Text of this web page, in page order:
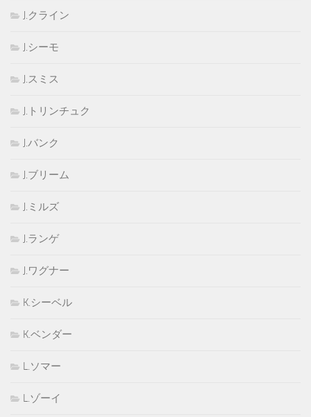
J.クライン
J.シーモ
J.スミス
J.トリンチュク
J.バンク
J.ブリーム
J.ミルズ
J.ランゲ
J.ワグナー
K.シーベル
K.ベンダー
L.ソマー
L.ゾーイ